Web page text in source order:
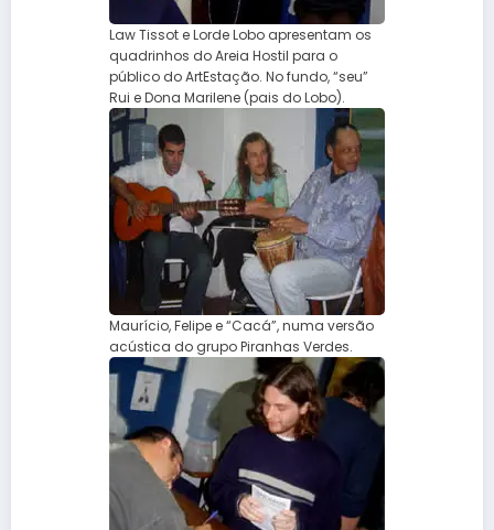
Law Tissot e Lorde Lobo apresentam os
quadrinhos do Areia Hostil para o
público do ArtEstação. No fundo, “seu”
Rui e Dona Marilene (pais do Lobo).
Maurício, Felipe e “Cacá”, numa versão
acústica do grupo Piranhas Verdes.